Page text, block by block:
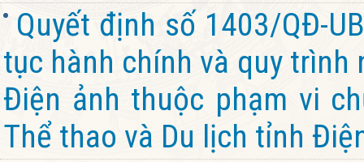
Quyết định số 1403/QĐ-
tục hành chính và quy
Điện ảnh thuộc phạm vi
Thể thao và Du lịch tỉnh